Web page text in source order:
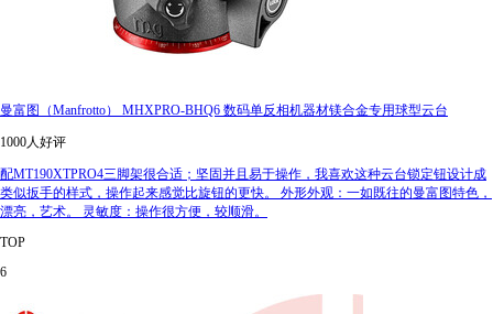
曼富图（Manfrotto） MHXPRO-BHQ6 数码单反相机器材镁合金专用球型云台
1000人好评
配MT190XTPRO4三脚架很合适；坚固并且易于操作，我喜欢这种云台锁定钮设计成
类似扳手的样式，操作起来感觉比旋钮的更快。 外形外观：一如既往的曼富图特色，
漂亮，艺术。 灵敏度：操作很方便，较顺滑。
TOP
6